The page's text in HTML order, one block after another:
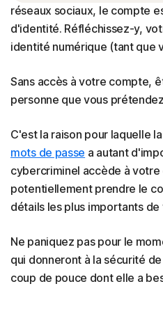
réseaux sociaux, le compte
d'identité. Réfléchissez-y,
identité numérique (tant que
Sans accès à votre compte,
personne que vous
C'est la raison pour laquelle la
mots de passe a autant
cybercriminel accède à
potentiellement prendre le
détails les plus importants
Ne paniquez pas pour le
qui donneront à la sécurité
coup de pouce dont elle a